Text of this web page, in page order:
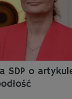
SDP o